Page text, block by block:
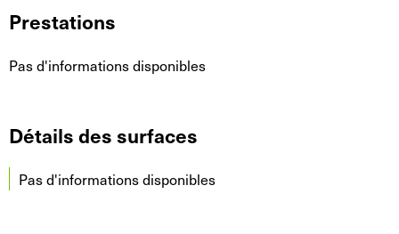
Prestations
Pas d'informations disponibles
Détails des surfaces
Pas d'informations disponibles